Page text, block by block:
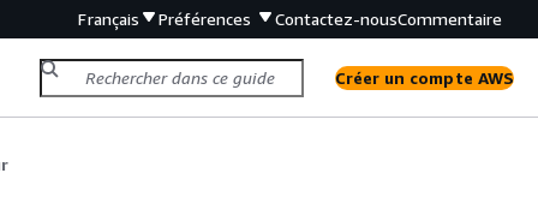
Français Préférences Contactez-nousCommentaire
Créer un compte AWS